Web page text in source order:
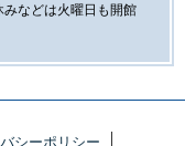
などは火曜日も開館
シーポリシー